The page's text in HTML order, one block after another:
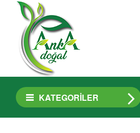
KATEGORILER